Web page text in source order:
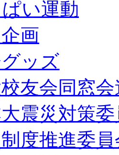
い運動
画
ッズ
友会同窓
震災対策
度推進委